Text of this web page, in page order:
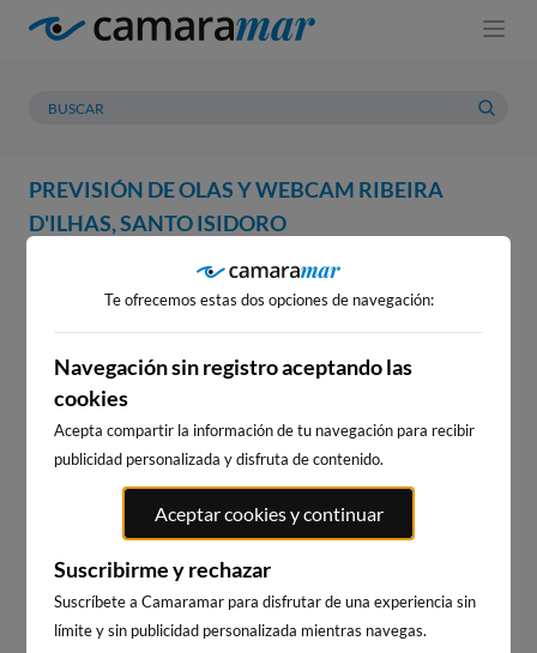
PREVISIÓN DE OLAS Y WEBCAM RIBEIRA
D'ILHAS, SANTO ISIDORO
PREVISIÓN METEOROLOGÍA
WEBCAM RIBEIRA D'ILHAS,
SANTO ISIDORO
WEBCAMS CERCANAS
Te ofrecemos estas dos opciones de navegación:
Navegación sin registro aceptando las
cookies
Acepta compartir la información de tu navegación para recibir
publicidad personalizada y disfruta de contenido.
Aceptar cookies y continuar
Suscribirme y rechazar
Suscríbete a Camaramar para disfrutar de una experiencia sin
límite y sin publicidad personalizada mientras navegas.